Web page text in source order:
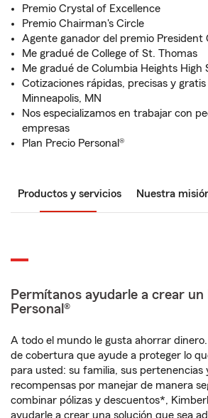
Premio Crystal of Excellence
Premio Chairman's Circle
Agente ganador del premio President
Me gradué de College of St. Thomas
Me gradué de Columbia Heights High
Cotizaciones rápidas, precisas y
Minneapolis, MN
Nos especializamos en trabajar con
empresas
Plan Precio Personal®
Productos y servicios Nuestra
Permítanos ayudarle a crear un
Personal®
A todo el mundo le gusta ahorrar
de cobertura que ayude a proteger lo
para usted: su familia, sus pertenencias
recompensas por manejar de manera
combinar pólizas y descuentos*,
ayudarle a crear una solución que sea